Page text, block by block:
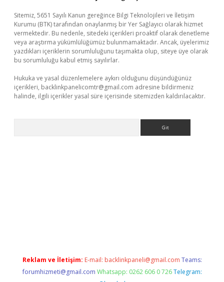
Sitemiz, 5651 Sayılı Kanun gereğince Bilgi Teknolojileri ve İletişim
Kurumu (BTK) tarafından onaylanmış bir Yer Sağlayıcı olarak hizmet
vermektedir. Bu nedenle, sitedeki içerikleri proaktif olarak denetleme
veya araştırma yükümlülüğümüz bulunmamaktadır. Ancak, üyelerimiz
yazdıkları içeriklerin sorumluluğunu taşımakta olup, siteye üye olarak
bu sorumluluğu kabul etmiş sayılırlar.
Hukuka ve yasal düzenlemelere aykırı olduğunu düşündüğünüz
içerikleri, backlinkpanelicomtr@gmail.com adresine bildirmeniz
halinde, ilgili içerikler yasal süre içerisinde sitemizden kaldırılacaktır.
Reklam ve İletişim: E-mail: backlinkpaneli@gmail.com Teams:
forumhizmeti@gmail.com Whatsapp: 0262 606 0 726 Telegram: